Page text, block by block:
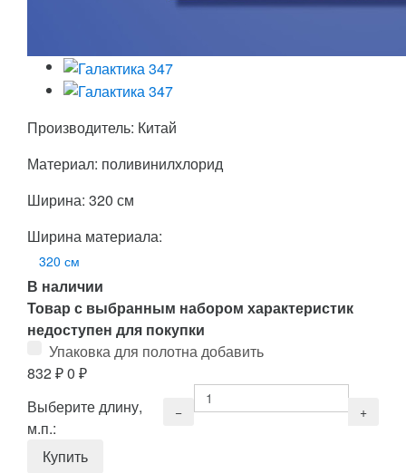
Производитель: Китай
Материал: поливинилхлорид
Ширина: 320 см
Ширина материала:
320 см
В наличии
Товар с выбранным набором характеристик
недоступен для покупки
Упаковка для полотна добавить
832₽0 ₽
Выберите длину,
м.п.: